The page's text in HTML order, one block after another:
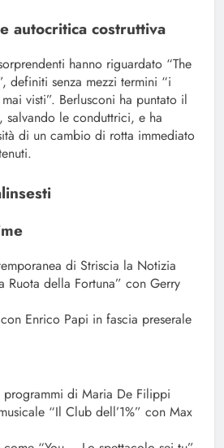
autocritica costruttiva
hanno riguardato “The
definiti senza mezzi termini “i
visti”. Berlusconi ha puntato il
le conduttrici, e ha
di un cambio di rotta immediato
di Striscia la Notizia
Ruota della Fortuna” con Gerry
Enrico Papi in fascia preserale
di Maria De Filippi
“Il Club dell’1%” con Max